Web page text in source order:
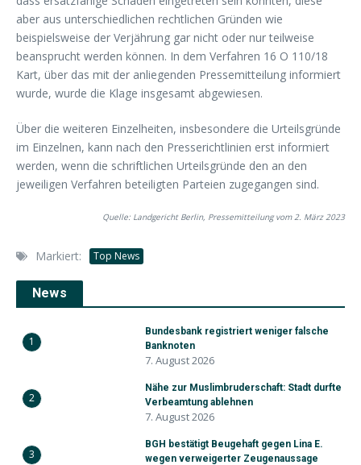
aber aus unterschiedlichen rechtlichen Gründen wie
beispielsweise der Verjährung gar nicht oder nur teilweise
beansprucht werden können. In dem Verfahren 16 O 110/18
Kart, über das mit der anliegenden Pressemitteilung informiert
wurde, wurde die Klage insgesamt abgewiesen.
Über die weiteren Einzelheiten, insbesondere die Urteilsgründe
im Einzelnen, kann nach den Presserichtlinien erst informiert
werden, wenn die schriftlichen Urteilsgründe den an den
jeweiligen Verfahren beteiligten Parteien zugegangen sind.
Quelle: Landgericht Berlin, Pressemitteilung vom 2. März 2023
Markiert: Top News
News
1
Bundesbank registriert weniger falsche
Banknoten
7. August 2026
2
Nähe zur Muslimbruderschaft: Stadt durfte
Verbeamtung ablehnen
7. August 2026
3
BGH bestätigt Beugehaft gegen Lina E.
wegen verweigerter Zeugenaussage